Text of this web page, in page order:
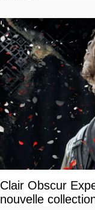
Clair Obscur
nouvelle